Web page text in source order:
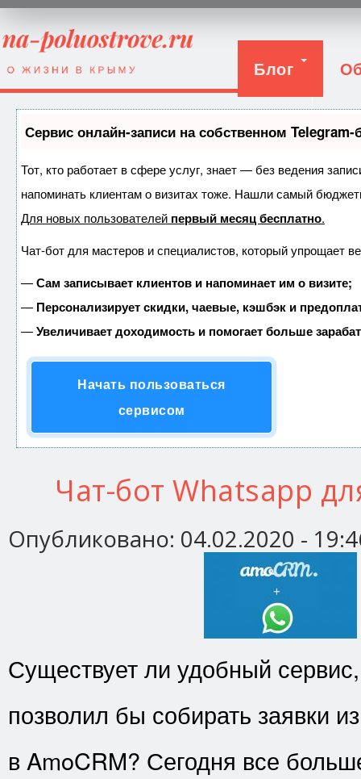
Блог
Вход
Сервис онлайн-записи на собственном Telegram-
Тот, кто работает в сфере услуг, знает — без ведения
напоминать клиентам о визитах тоже. Нашли самый
Для новых пользователей первый месяц бесплатно.
Чат-бот для мастеров и специалистов, который упрощает
—Сам записывает клиентов и напоминает им о визите;
— Персонализирует скидки, чаевые, кэшбэк и
—Увеличивает доходимость и помогает больше
Начать пользоваться
сервисом
Чат-бот Whatsapp
Опубликовано: 04.02.2020 -
Существует ли удобный
позволил бы собирать заявки
в AmoCRM? Сегодня все